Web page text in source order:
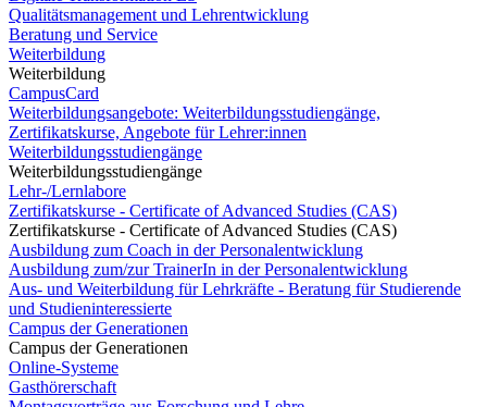
Qualitätsmanagement und Lehrentwicklung
Beratung und Service
Weiterbildung
Weiterbildung
CampusCard
Weiterbildungsangebote: Weiterbildungsstudiengänge,
Zertifikatskurse, Angebote für Lehrer:innen
Weiterbildungsstudiengänge
Weiterbildungsstudiengänge
Lehr-/Lernlabore
Zertifikatskurse - Certificate of Advanced Studies (CAS)
Zertifikatskurse - Certificate of Advanced Studies (CAS)
Ausbildung zum Coach in der Personalentwicklung
Ausbildung zum/zur TrainerIn in der Personalentwicklung
Aus- und Weiterbildung für Lehrkräfte - Beratung für Studierende
und Studieninteressierte
Campus der Generationen
Campus der Generationen
Online-Systeme
Gasthörerschaft